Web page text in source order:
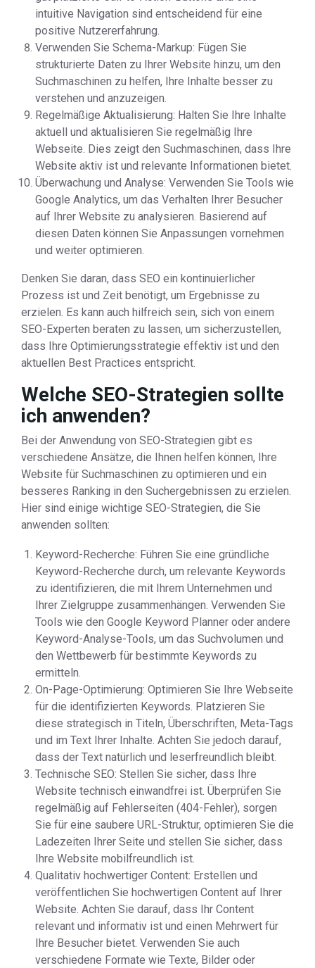
intuitive Navigation sind entscheidend für eine
positive Nutzererfahrung.
Verwenden Sie Schema-Markup: Fügen Sie
strukturierte Daten zu Ihrer Website hinzu, um den
Suchmaschinen zu helfen, Ihre Inhalte besser zu
verstehen und anzuzeigen.
Regelmäßige Aktualisierung: Halten Sie Ihre Inhalte
aktuell und aktualisieren Sie regelmäßig Ihre
Webseite. Dies zeigt den Suchmaschinen, dass Ihre
Website aktiv ist und relevante Informationen bietet.
Überwachung und Analyse: Verwenden Sie Tools wie
Google Analytics, um das Verhalten Ihrer Besucher
auf Ihrer Website zu analysieren. Basierend auf
diesen Daten können Sie Anpassungen vornehmen
und weiter optimieren.
Denken Sie daran, dass SEO ein kontinuierlicher
Prozess ist und Zeit benötigt, um Ergebnisse zu
erzielen. Es kann auch hilfreich sein, sich von einem
SEO-Experten beraten zu lassen, um sicherzustellen,
dass Ihre Optimierungsstrategie effektiv ist und den
aktuellen Best Practices entspricht.
Welche SEO-Strategien sollte
ich anwenden?
Bei der Anwendung von SEO-Strategien gibt es
verschiedene Ansätze, die Ihnen helfen können, Ihre
Website für Suchmaschinen zu optimieren und ein
besseres Ranking in den Suchergebnissen zu erzielen.
Hier sind einige wichtige SEO-Strategien, die Sie
anwenden sollten:
Keyword-Recherche: Führen Sie eine gründliche
Keyword-Recherche durch, um relevante Keywords
zu identifizieren, die mit Ihrem Unternehmen und
Ihrer Zielgruppe zusammenhängen. Verwenden Sie
Tools wie den Google Keyword Planner oder andere
Keyword-Analyse-Tools, um das Suchvolumen und
den Wettbewerb für bestimmte Keywords zu
ermitteln.
On-Page-Optimierung: Optimieren Sie Ihre Webseite
für die identifizierten Keywords. Platzieren Sie
diese strategisch in Titeln, Überschriften, Meta-Tags
und im Text Ihrer Inhalte. Achten Sie jedoch darauf,
dass der Text natürlich und leserfreundlich bleibt.
Technische SEO: Stellen Sie sicher, dass Ihre
Website technisch einwandfrei ist. Überprüfen Sie
regelmäßig auf Fehlerseiten (404-Fehler), sorgen
Sie für eine saubere URL-Struktur, optimieren Sie die
Ladezeiten Ihrer Seite und stellen Sie sicher, dass
Ihre Website mobilfreundlich ist.
Qualitativ hochwertiger Content: Erstellen und
veröffentlichen Sie hochwertigen Content auf Ihrer
Website. Achten Sie darauf, dass Ihr Content
relevant und informativ ist und einen Mehrwert für
Ihre Besucher bietet. Verwenden Sie auch
verschiedene Formate wie Texte, Bilder oder